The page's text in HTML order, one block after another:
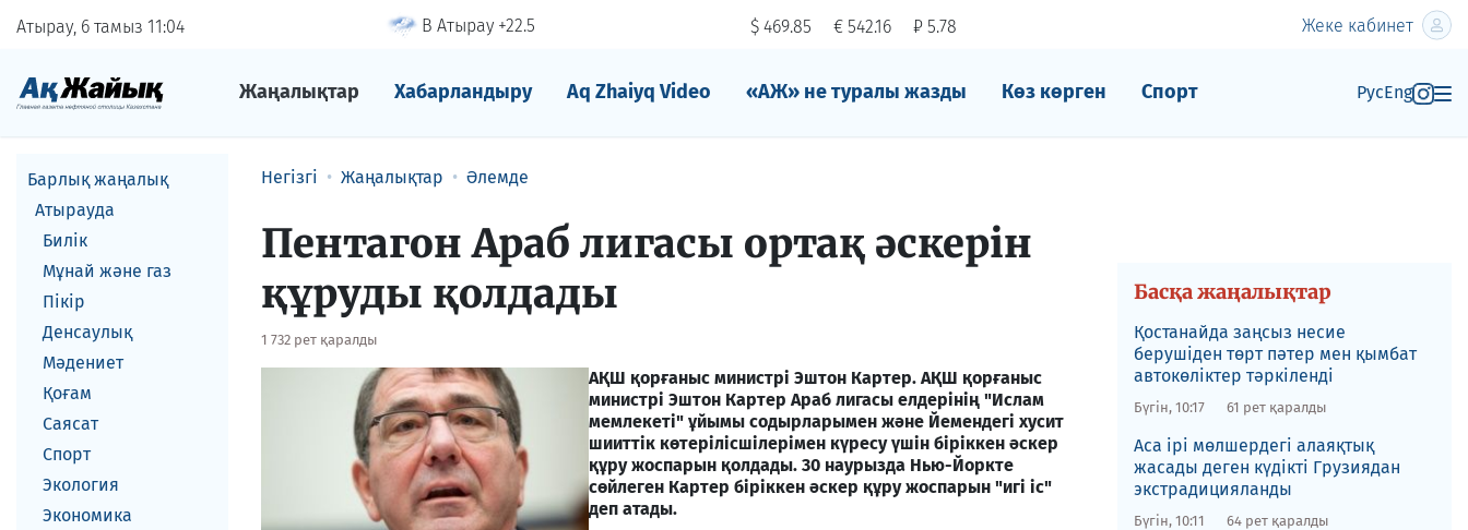
Атырау, 6 тамыз 11 04 В Атырау +22.5 $ 469.85 € 542.16 ₽ 5.78 Жеке кабинет
Жаңалықтар Хабарландыру Aq Zhaiyq Video «АЖ» не туралы жазды Көз көрген Спорт РусEng
Барлық жаңалық
Атырауда
Билік
Мұнай және газ
Пікір
Денсаулық
Мәдениет
Қоғам
Саясат
Спорт
Экология
Экономика
Негізгі Жаңалықтар Әлемде
Пентагон Араб лигасы ортақ әскерін
құруды қолдады
1 732 рет қаралды
АҚШ қорғаныс министрі Эштон Картер. АҚШ қорғаныс
министрі Эштон Картер Араб лигасы елдерінің "Ислам
мемлекеті" ұйымы содырларымен және Йемендегі хусит
шииттік көтерілісшілерімен күресу үшін біріккен әскер
құру жоспарын қолдады. 30 наурызда Нью-Йоркте
сөйлеген Картер біріккен әскер құру жоспарын "игі іс"
деп атады.
Басқа жаңалықтар
Қостанайда заңсыз несие
берушіден төрт пәтер мен қымбат
автокөліктер тәркіленді
Бүгін, 10:17 61 рет қаралды
​Аса ірі мөлшердегі алаяқтық
жасады деген күдікті Грузиядан
экстрадицияланды
Бүгін, 10:11 64 рет қаралды